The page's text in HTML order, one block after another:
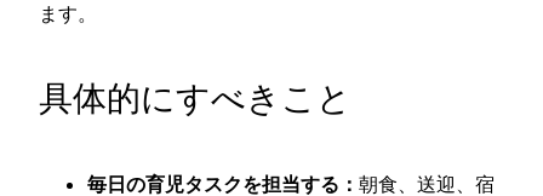
ます。
具体的にすべきこと
毎日の育児タスクを担当する： 朝食、送迎、宿